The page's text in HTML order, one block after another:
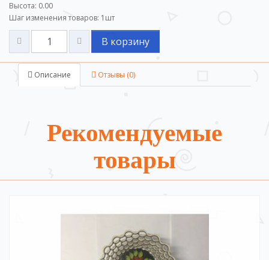
Высота: 0.00
Шаг изменения товаров: 1 шт
В корзину
Описание Отзывы (0)
Рекомендуемые
товары